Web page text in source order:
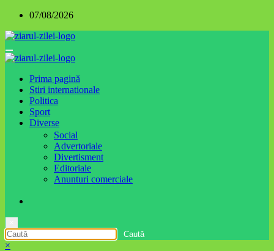
conținut
07/08/2026
Prima pagină
Stiri internationale
Politica
Sport
Diverse
Social
Advertoriale
Divertisment
Editoriale
Anunturi comerciale
×